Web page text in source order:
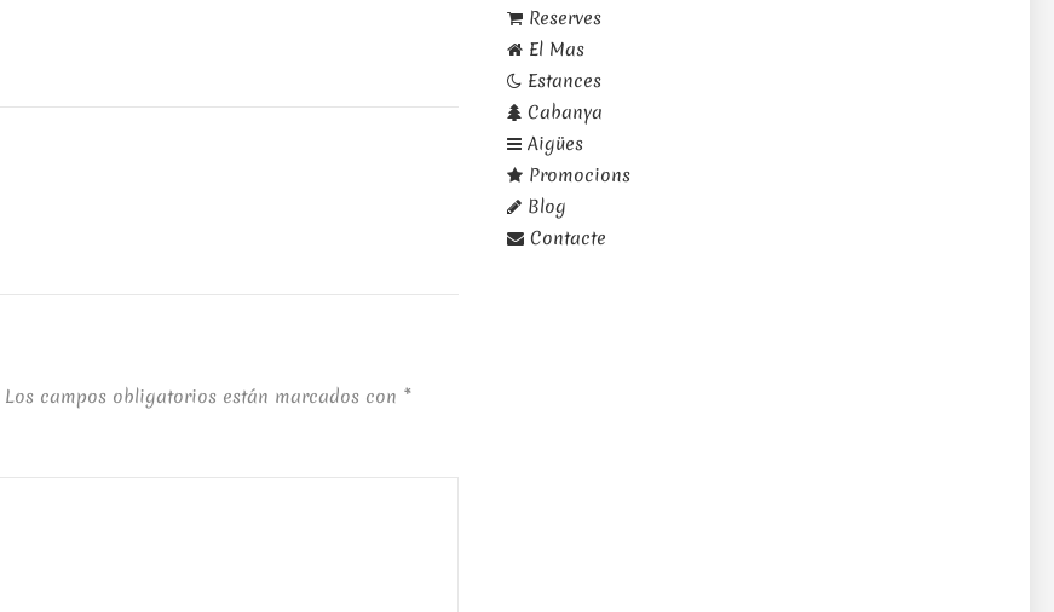
Los campos obligatorios están marcados con *
Reserves
El Mas
Estances
Cabanya
Aigües
Promocions
Blog
Contacte